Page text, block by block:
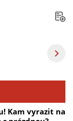
Kam vyrazit na